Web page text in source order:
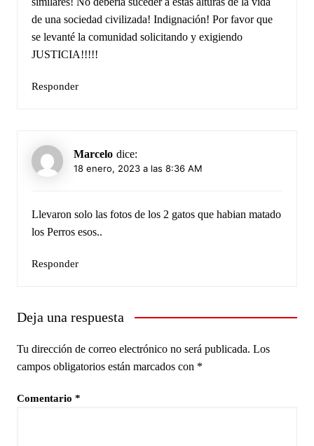
de una sociedad civilizada! Indignación! Por favor que
se levanté la comunidad solicitando y exigiendo
JUSTICIA!!!!!
Responder
Marcelo dice:
18 enero, 2023 a las 8:36 AM
Llevaron solo las fotos de los 2 gatos que habian matado
los Perros esos..
Responder
Deja una respuesta
Tu dirección de correo electrónico no será publicada. Los
campos obligatorios están marcados con *
Comentario *